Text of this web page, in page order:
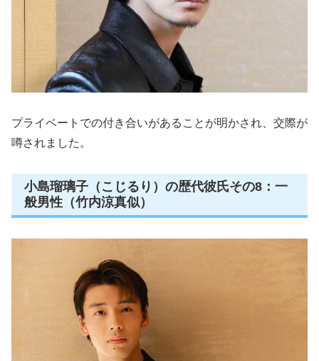
プライベートでの付き合いがあることが明かされ、交際が
噂されました。
小島瑠璃子（こじるり）の歴代彼氏その8：一
般男性（竹内涼真似）